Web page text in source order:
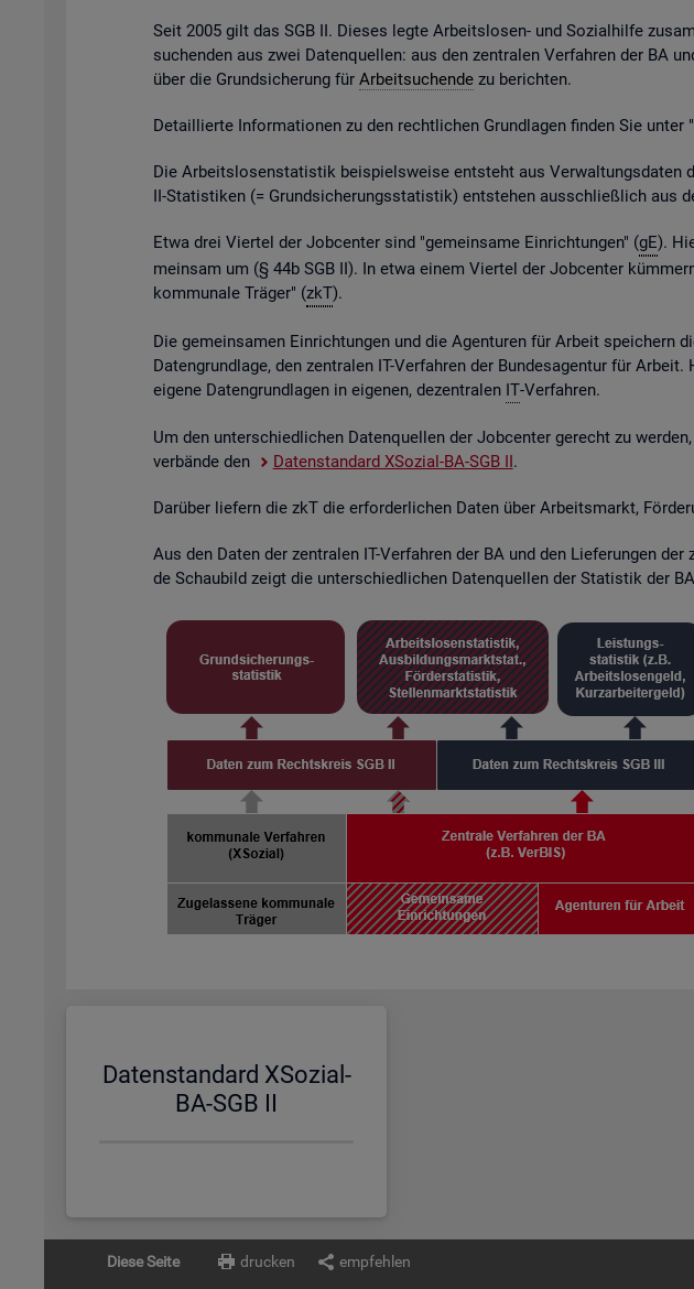
Seit 2005 gilt das SGB II. Die­ses legte Ar­beits­lo­sen- und So­zi­al­hil­fe
su­chen­den aus zwei Da­ten­quel­len: aus den zen­tra­len Ver­fah­ren der BA
über die Grund­si­che­rung für Ar­beit­su­chen­dezu be­rich­ten.
De­tail­lier­te In­for­ma­tio­nen zu den recht­li­chen Grund­la­gen fin­den Sie unter "
Die Ar­beits­lo­sen­sta­tis­tik bei­spiels­wei­se ent­steht aus Ver­wal­tungs­da­ten
II-Sta­tis­ti­ken (= Grund­si­che­rungs­sta­tis­tik) ent­ste­hen aus­schlie­ß­lich aus
Etwa drei Vier­tel der Job­cen­ter sind "ge­mein­sa­me Ein­rich­tun­gen" (gE).
mein­sam um (§ 44b SGB II). In etwa einem Vier­tel der Job­cen­ter
kom­mu­na­le Trä­ger" (zkT).
Die ge­mein­sa­men Ein­rich­tun­gen und die Agen­tu­ren für Ar­beit spei­chern
Da­ten­grund­la­ge, den zen­tra­len IT-Ver­fah­ren der Bun­des­agen­tur für
ei­ge­ne Da­ten­grund­la­gen in ei­ge­nen, de­zen­tra­len IT-Ver­fah­ren.
Um den un­ter­schied­li­chen Da­ten­quel­len der Job­cen­ter ge­recht zu
ver­bän­de den
Da­ten­stan­dard XSo­zi­al-BA-SGB II.
Dar­über lie­fern die zkT die er­for­der­li­chen Daten über Ar­beits­markt,
Aus den Daten der zen­tra­len IT-Ver­fah­ren der BA und den Lie­fe­run­gen
de Schau­bild zeigt die un­ter­schied­li­chen Da­ten­quel­len der Sta­tis­tik der
Da­ten­stan­dard XSo­zi­al-
BA-SGB II
Diese Seite drucken empfehlen